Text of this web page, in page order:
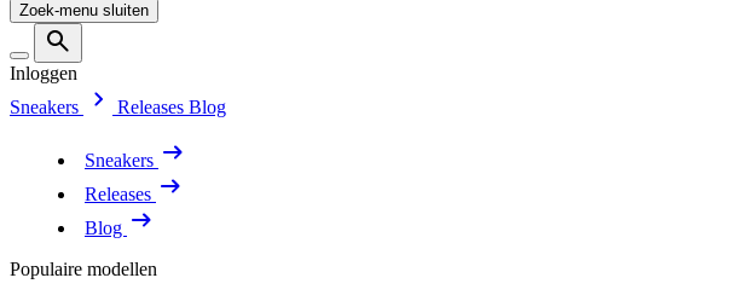
Zoek-menu sluiten
Inloggen
Sneakers
Releases Blog
Sneakers
Releases
Blog
Populaire modellen